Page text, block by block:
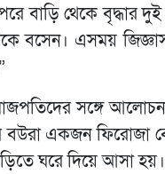
বাড়ি থেকে বৃদ্ধার
বসেন। এসময়
সঙ্গে
বউরা একজন ফিরোজা
ঘরে দিয়ে আসা হয়।